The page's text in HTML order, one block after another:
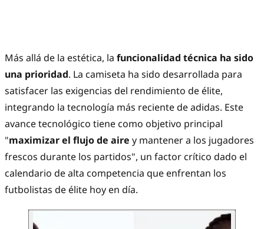
Más allá de la estética, la funcionalidad técnica ha sido
una prioridad. La camiseta ha sido desarrollada para
satisfacer las exigencias del rendimiento de élite,
integrando la tecnología más reciente de adidas. Este
avance tecnológico tiene como objetivo principal
"maximizar el flujo de aire y mantener a los jugadores
frescos durante los partidos", un factor crítico dado el
calendario de alta competencia que enfrentan los
futbolistas de élite hoy en día.